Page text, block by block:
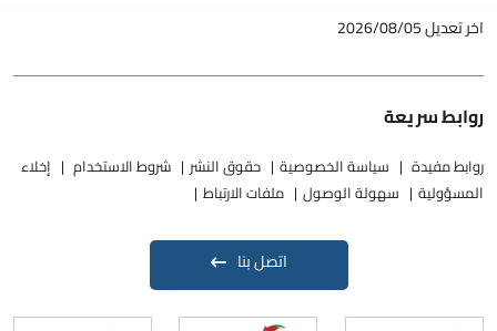
اخر تعديل2026/08/05
روابط سريعة
روابط مفيدة سياسة الخصوصية حقوق النشر شروط الاستخدام
إخلاء
المسؤولية
سهولة الوصول ملفات الارتباط
اتصل بنا